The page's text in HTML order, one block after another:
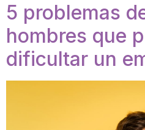
5 problemas
hombres que
dificultar un